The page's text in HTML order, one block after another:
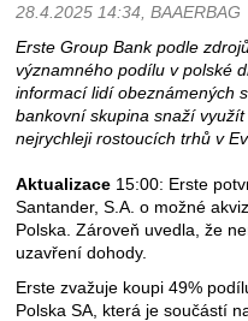
28.4.2025 14:34, BAAERBAG
Erste Group Bank podle
významného podílu v polské
informací lidí obeznámených
bankovní skupina snaží
nejrychleji rostoucích trhů v
Aktualizace 15:00: Erste
Santander, S.A. o možné
Polska. Zároveň uvedla, že
uzavření dohody.
Erste zvažuje koupi 49%
Polska SA, která je součástí